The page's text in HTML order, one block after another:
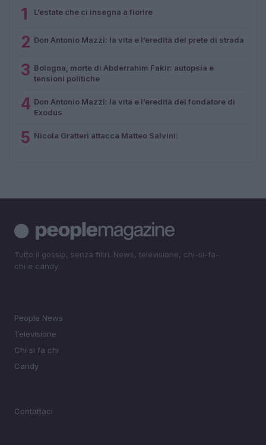
1 L’estate che ci insegna a fiorire
2 Don Antonio Mazzi: la vita e l’eredità del prete di strada
3 Bologna, morte di Abderrahim Fakir: autopsia e
tensioni politiche
4 Don Antonio Mazzi: la vita e l’eredità del fondatore di
Exodus
5 Nicola Gratteri attacca Matteo Salvini:
Tutto il gossip, senza filtri. News, televisione, chi-si-fa-
chi e candy.
People News
Televisione
Chi si fa chi
Candy
Contattaci